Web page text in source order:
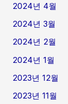
2024년 4월
2024년 3월
2024년 2월
2024년 1월
2023년 12월
2023년 11월